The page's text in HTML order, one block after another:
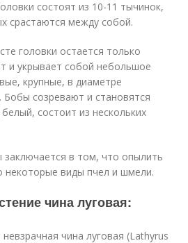
состоят из 10-11 тычинок,
срастаются между собой.
головки остается только
и укрывает собой небольшое
крупные, в диаметре
созревают и становятся
состоит из нескольких
заключается в том, что опылить
некоторые виды пчел и шмели.
чина луговая:
чина луговая (Lathyrus